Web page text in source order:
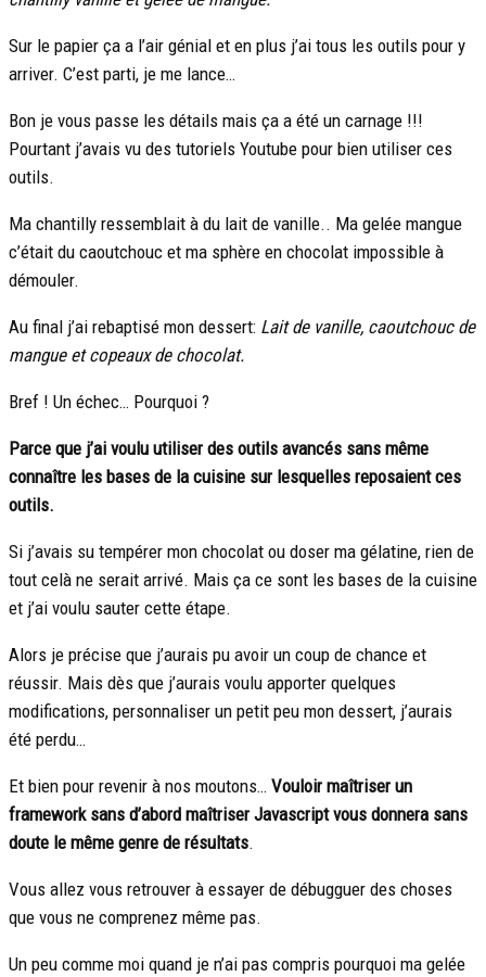
Sur le papier ça a l’air génial et en plus j’ai tous les outils pour y
arriver. C’est parti, je me lance…
Bon je vous passe les détails mais ça a été un carnage !!!
Pourtant j’avais vu des tutoriels Youtube pour bien utiliser ces
outils.
Ma chantilly ressemblait à du lait de vanille.. Ma gelée mangue
c’était du caoutchouc et ma sphère en chocolat impossible à
démouler.
Au final j’ai rebaptisé mon dessert: Lait de vanille, caoutchouc de
mangue et copeaux de chocolat.
Bref ! Un échec… Pourquoi ?
Parce que j’ai voulu utiliser des outils avancés sans même
connaître les bases de la cuisine sur lesquelles reposaient ces
outils.
Si j’avais su tempérer mon chocolat ou doser ma gélatine, rien de
tout celà ne serait arrivé. Mais ça ce sont les bases de la cuisine
et j’ai voulu sauter cette étape.
Alors je précise que j’aurais pu avoir un coup de chance et
réussir. Mais dès que j’aurais voulu apporter quelques
modifications, personnaliser un petit peu mon dessert, j’aurais
été perdu…
Et bien pour revenir à nos moutons… Vouloir maîtriser un
framework sans d’abord maîtriser Javascript vous donnera sans
doute le même genre de résultats.
Vous allez vous retrouver à essayer de débugguer des choses
que vous ne comprenez même pas.
Un peu comme moi quand je n’ai pas compris pourquoi ma gelée